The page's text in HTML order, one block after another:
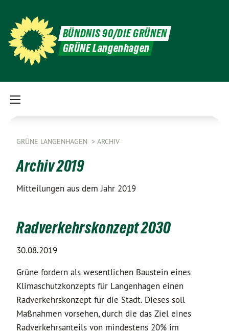
BÜNDNIS 90/DIE GRÜNEN
GRÜNE Langenhagen
GRÜNE LANGENHAGEN ARCHIV
Archiv 2019
Mitteilungen aus dem Jahr 2019
Radverkehrskonzept 2030
30.08.2019
Grüne fordern als wesentlichen Baustein eines
Klimaschutzkonzepts für Langenhagen einen
Radverkehrskonzept für die Stadt. Dieses soll
Maßnahmen vorsehen, durch die das Ziel eines
Radverkehrsanteils von mindestens 20% im